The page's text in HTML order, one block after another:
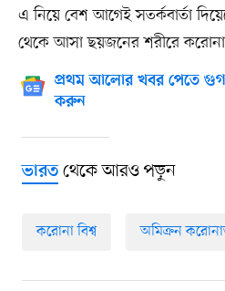
এ নিয়ে বেশ আগেই সতর্কবার্তা
থেকে আসা ছয়জনের শরীরে
প্রথম আলোর খবর পেতে
করুন
ভারতথেকে আরও পড়ুন
করোনা বিশ্ব অমিক্রন